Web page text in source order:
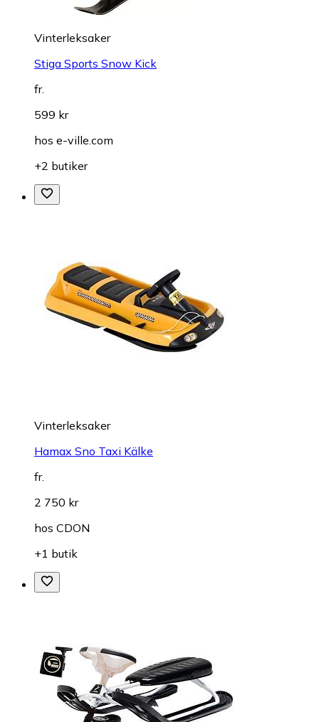
Vinterleksaker
Stiga Sports Snow Kick
fr.
599 kr
hos e-ville.com
+2 butiker
Vinterleksaker
Hamax Sno Taxi Kälke
fr.
2 750 kr
hos CDON
+1 butik